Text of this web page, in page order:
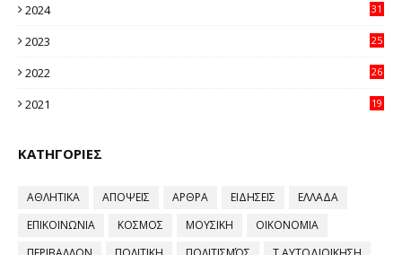
2024
31
2023
25
2022
26
2021
19
ΚΑΤΗΓΟΡΙΕΣ
ΑΘΛΗΤΙΚΑ ΑΠΟΨΕΙΣ ΑΡΘΡΑ ΕΙΔΗΣΕΙΣ
ΕΛΛΑΔΑ
ΕΠΙΚΟΙΝΩΝΙΑ
ΚΟΣΜΟΣ ΜΟΥΣΙΚΗ
ΟΙΚΟΝΟΜΙΑ